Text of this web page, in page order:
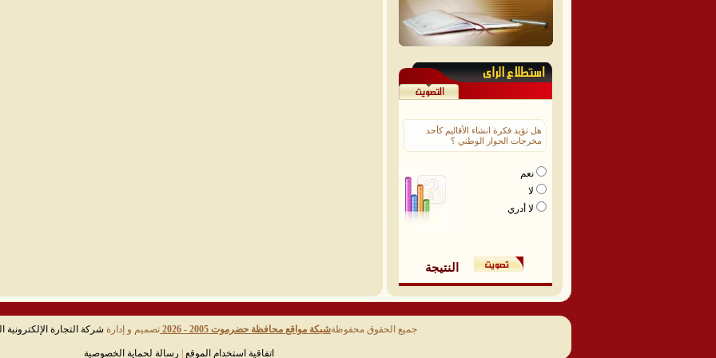
هل تؤيد فكرة انشاء الأقاليم كأحد
مخرجات الحوار الوطني ؟
نعم
لا
لا أدري
النتيجة
جميع الحقوق محفوظةشبكة مواقع محافظة حضرموت 2005 - 2026 تصميم و إدارة شركة التجارة الإلكترونية
اتفاقية استخدام الموقع رسالة لحماية الخصوصية